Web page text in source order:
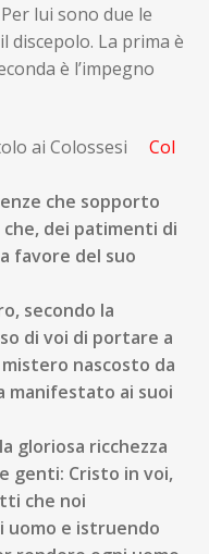
lui sono due le
discepolo. La prima è
è l’impegno
ai Colossesi
Col
che sopporto
dei patimenti di
favore del suo
secondo la
di voi di portare a
nascosto da
manifestato ai suoi
gloriosa ricchezza
genti: Cristo in voi,
che noi
uomo e istruendo